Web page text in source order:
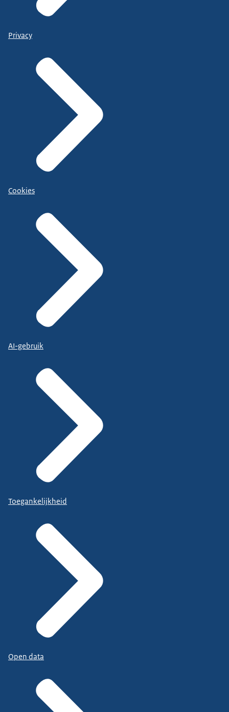
Privacy
Cookies
AI-gebruik
Toegankelijkheid
Open data